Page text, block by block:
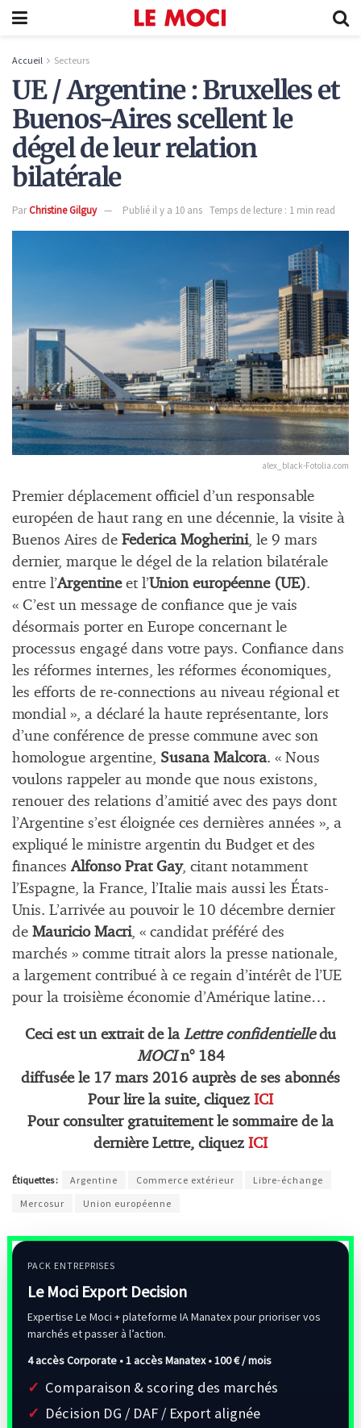
Accueil Secteurs
UE / Argentine : Bruxelles et
Buenos-Aires scellent le
dégel de leur relation
bilatérale
ParChristine Gilguy Publié il y a 10 ans Temps de lecture : 1 min read
alex_black-Fotolia.com
Premier déplacement officiel d’un responsable
européen de haut rang en une décennie, la visite à
Buenos Aires de Federica Mogherini, le 9 mars
dernier, marque le dégel de la relation bilatérale
entre l’Argentineet l’Union européenne (UE).
« C’est un message de confiance que je vais
désormais porter en Europe concernant le
processus engagé dans votre pays. Confiance dans
les réformes internes, les réformes économiques,
les efforts de re-connections au niveau régional et
mondial », a déclaré la haute représentante, lors
d’une conférence de presse commune avec son
homologue argentine, Susana Malcora. « Nous
voulons rappeler au monde que nous existons,
renouer des relations d’amitié avec des pays dont
l’Argentine s’est éloignée ces dernières années », a
expliqué le ministre argentin du Budget et des
financesAlfonso Prat Gay, citant notamment
l’Espagne, la France, l’Italie mais aussi les États-
Unis. L’arrivée au pouvoir le 10 décembre dernier
de Mauricio Macri, « candidat préféré des
marchés » comme titrait alors la presse nationale,
a largement contribué à ce regain d’intérêt de l’UE
pour la troisième économie d’Amérique latine…
Ceci est un extrait de la Lettre confidentielledu
MOCIn° 184
diffusée le 17 mars 2016 auprès de ses abonnés
Pour lire la suite, cliquez ICI
Pour consulter gratuitement le sommaire de la
dernière Lettre, cliquez ICI
Étiquettes : Argentine Commerce extérieur
Libre-échange
Mercosur
Union européenne
PACK ENTREPRISES
Le Moci Export Decision
Expertise Le Moci + plateforme IA Manatex pour prioriser vos
marchés et passer à l’action.
4 accès Corporate • 1 accès Manatex •100 € / mois
Comparaison & scoring des marchés
Décision DG / DAF / Export alignée